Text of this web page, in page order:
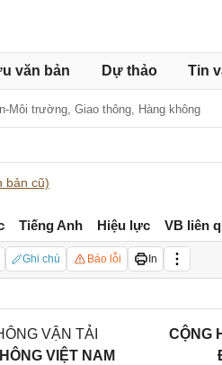
văn bản Dự thảo Tin
Môi trường, Giao thông, Hàng không
bản cũ)
Tiếng Anh Hiệu lực VB liên
Ghi chú Báo lỗi In
VẬN TẢI
VIỆT NAM
CỘNG